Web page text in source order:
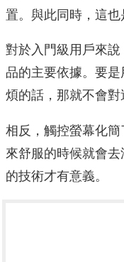
置。與此同時，這也
對於入門級用戶來
品的主要依據。要
煩的話，那就不會對
相反，觸控螢幕化
來舒服的時候就會
的技術才有意義。